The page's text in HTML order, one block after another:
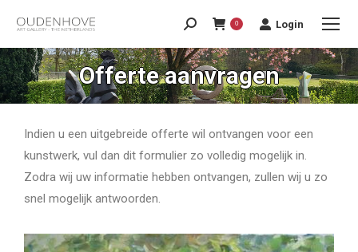
0 Login
Offerte aanvragen
Indien u een uitgebreide offerte wil ontvangen voor een
kunstwerk, vul dan dit formulier zo volledig mogelijk in.
Zodra wij uw informatie hebben ontvangen, zullen wij u zo
snel mogelijk antwoorden.